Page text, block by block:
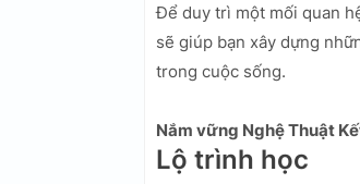
Để duy trì một mối quan
sẽ giúp bạn xây dựng
trong cuộc sống.
Nắm vững Nghệ Thuật
Lộ trình học